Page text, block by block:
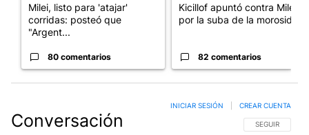
Milei, listo para 'atajar'
corridas: posteó que
"Argent...
80 comentarios
Kicillof apuntó contra Milei
por la suba de la morosida...
82 comentarios
Conversación SIGA ESTA
SEGUIR
INICIAR SESIÓN CREAR CUENTA